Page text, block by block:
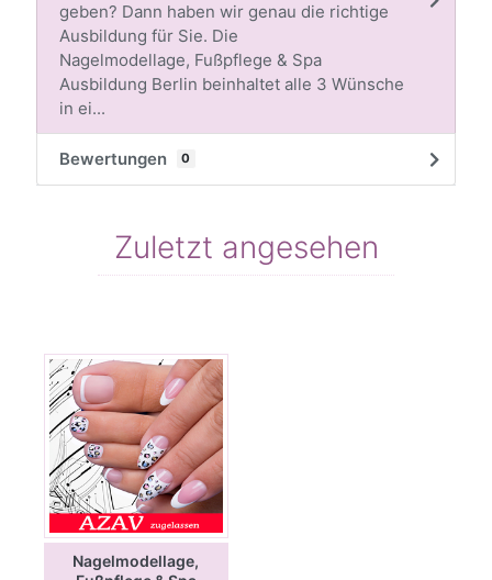
geben? Dann haben wir genau die richtige
Ausbildung für Sie. Die
Nagelmodellage, Fußpflege & Spa
Ausbildung Berlin beinhaltet alle 3 Wünsche
in ei...
Bewertungen 0
Zuletzt angesehen
Nagelmodellage,